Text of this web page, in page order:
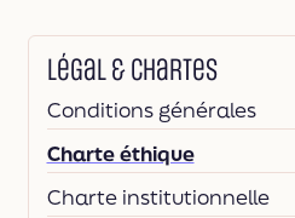
Légal & Chartes
Conditions générales
Charte éthique
Charte institutionnelle